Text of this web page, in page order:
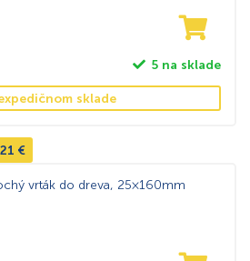
5 na sklade
sklade
€
vrták do dreva, 25×160mm